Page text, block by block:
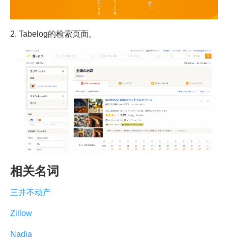
2. Tabelog的检索页面。
相关名词
三井不动产
Zillow
Nadia